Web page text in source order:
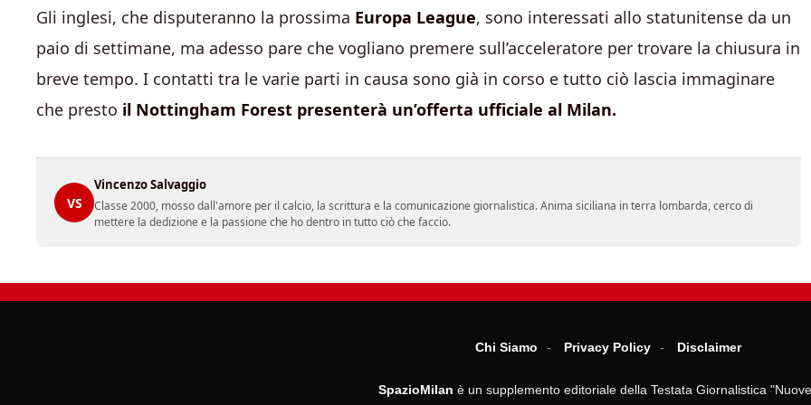
Gli inglesi, che disputeranno la prossima Europa League, sono interessati allo statunitense da un
paio di settimane, ma adesso pare che vogliano premere sull’acceleratore per trovare la chiusura in
breve tempo. I contatti tra le varie parti in causa sono già in corso e tutto ciò lascia immaginare
che presto il Nottingham Forest presenterà un’offerta ufficiale al Milan.
VS
Vincenzo Salvaggio
Classe 2000, mosso dall'amore per il calcio, la scrittura e la comunicazione giornalistica. Anima siciliana in terra lombarda, cerco di
mettere la dedizione e la passione che ho dentro in tutto ciò che faccio.
Chi Siamo Privacy Policy Disclaimer
SpazioMilan è un supplemento editoriale della Testata Giornalistica